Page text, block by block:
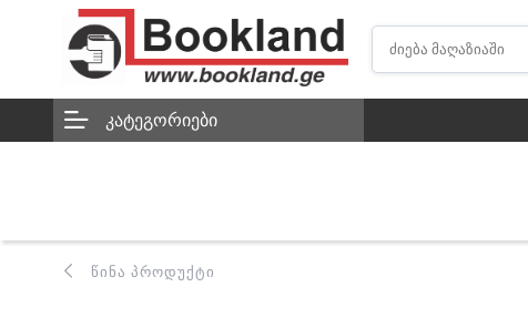
ᲙᲐᲢᲔᲒᲝᲠᲘᲔᲑᲘ
ᲬᲘᲜᲐ ᲞᲠᲝᲓᲣᲥᲢᲘ